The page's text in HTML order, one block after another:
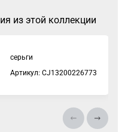
из этой коллекции
серьги
Артикул: СJ13200226773